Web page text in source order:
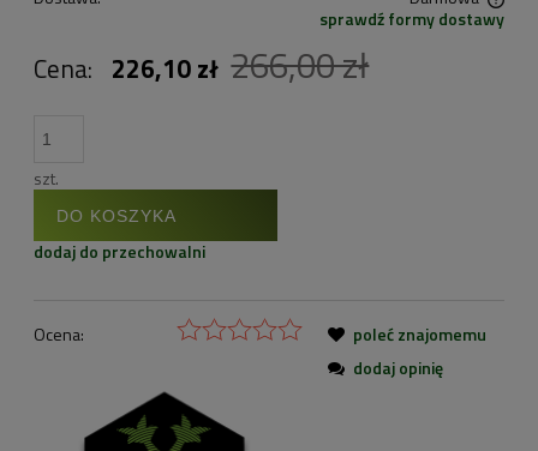
Cena nie zawiera ewentualnych kosztów płatnościsprawdź formy dostawy
Cena: 226,10 zł 266,00 zł
szt.
DO KOSZYKA
dodaj do przechowalni
Ocena:
poleć znajomemu
dodaj opinię